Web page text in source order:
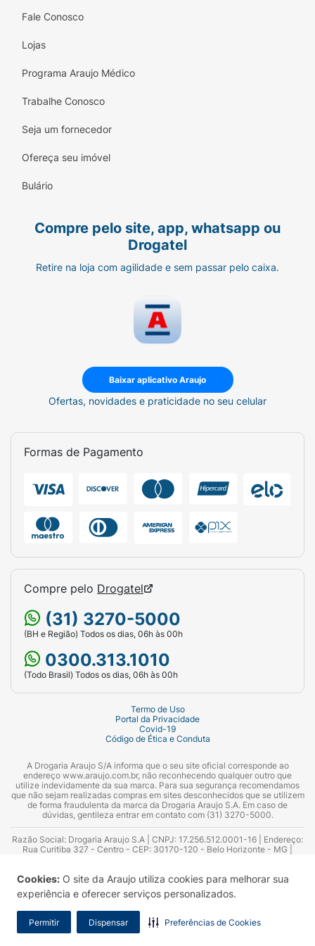
Cookies: O site da Araujo utiliza cookies para melhorar sua
experiência e oferecer serviços personalizados.
Permitir Dispensar Preferências de Cookies
Fale Conosco
Lojas
Programa Araujo Médico
Trabalhe Conosco
Seja um fornecedor
Ofereça seu imóvel
Bulário
Compre pelo site, app, whatsapp ou
Drogatel
Retire na loja com agilidade e sem passar pelo caixa.
Baixar aplicativo Araujo
Ofertas, novidades e praticidade no seu celular
Formas de Pagamento
Compre pelo Drogatel
(31) 3270-5000
(BH e Região) Todos os dias, 06h às 00h
0300.313.1010
(Todo Brasil) Todos os dias, 06h às 00h
Termo de Uso
Portal da Privacidade
Covid-19
Código de Ética e Conduta
A Drogaria Araujo S/A informa que o seu site oficial corresponde ao
endereço www.araujo.com.br, não reconhecendo qualquer outro que
utilize indevidamente da sua marca. Para sua segurança recomendamos
que não sejam realizadas compras em sites desconhecidos que se utilizem
de forma fraudulenta da marca da Drogaria Araujo S.A. Em caso de
dúvidas, gentileza entrar em contato com (31) 3270-5000.
Razão Social: Drogaria Araujo S.A | CNPJ: 17.256.512.0001-16 | Endereço:
Rua Curitiba 327 - Centro - CEP: 30170-120 - Belo Horizonte - MG |
Azevedo Guimarães – CRF 10.965 | Yasmin Silva Alvarenga – CRF 52.584 -
Consultor substituto: Thiago Aguiar Pinheiro - CRF Nº 13.748. Alvará
Sanitário: 2025020713 | Autorização de Funcionamento da Empresa (AFE):